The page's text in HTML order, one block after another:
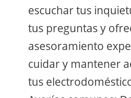
escuchar tus
tus preguntas y
asesoramiento
cuidar y mantener
tus